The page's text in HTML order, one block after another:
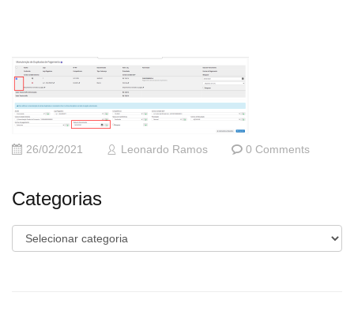
26/02/2021 Leonardo Ramos 0 Comments
Categorias
Categorias